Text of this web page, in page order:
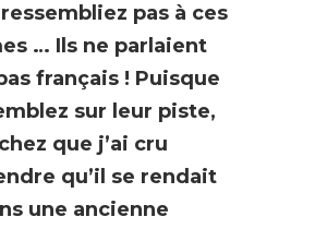
pas à ces
… Ils ne parlaient
français ! Puisque
sur leur piste,
que j’ai cru
qu’il se rendait
une ancienne